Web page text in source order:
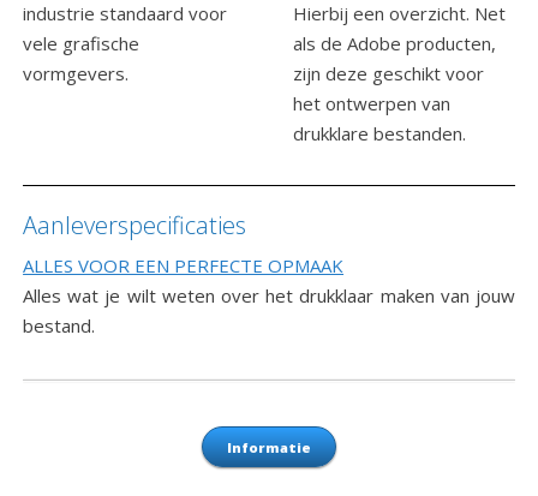
industrie standaard voor
vele grafische
vormgevers.
Hierbij een overzicht. Net
als de Adobe producten,
zijn deze geschikt voor
het ontwerpen van
drukklare bestanden.
Aanleverspecificaties
ALLES VOOR EEN PERFECTE OPMAAK
Alles wat je wilt weten over het drukklaar maken van jouw
bestand.
Informatie